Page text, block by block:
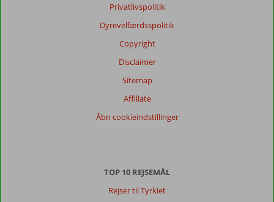
Privatlivspolitik
Dyrevelfærdsspolitik
Copyright
Disclaimer
Sitemap
Affiliate
Åbn cookieindstillinger
TOP 10 REJSEMÅL
Rejser til Tyrkiet